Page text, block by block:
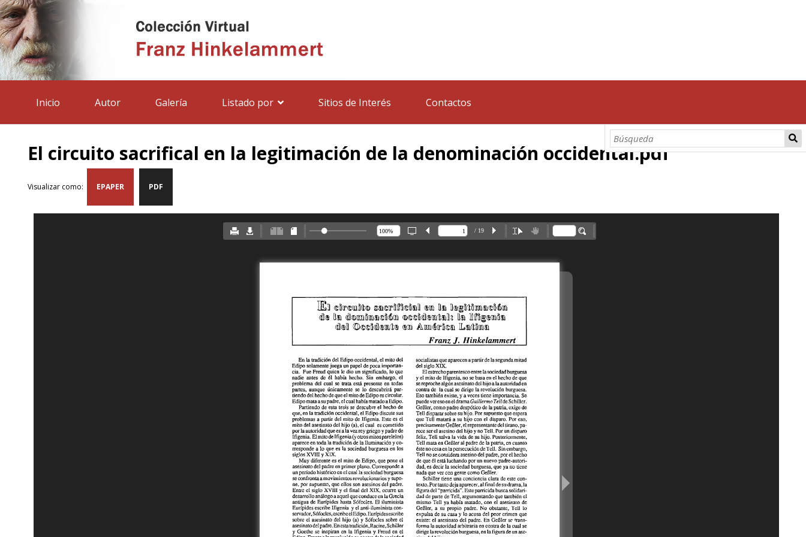
Inicio Autor Galería Listado por Sitios de Interés Contactos
El circuito sacrifical en la legitimación de la denominación occidental.pdf
Visualizar como: EPAPER PDF